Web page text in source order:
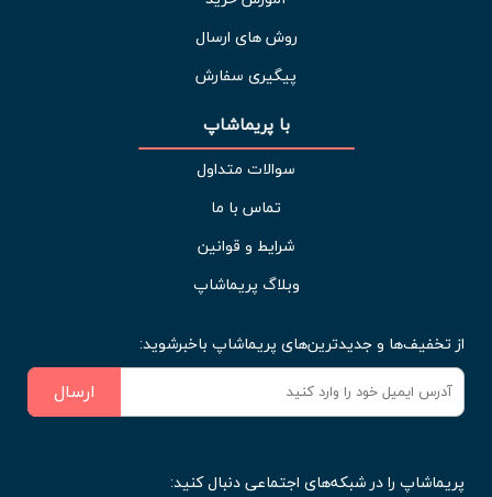
روش های ارسال
پیگیری سفارش
با پریماشاپ
سوالات متداول
تماس با ما
شرایط و قوانین
وبلاگ پریماشاپ
از تخفیف‌ها و جدیدترین‌های پریماشاپ باخبرشوید:
ارسال
پریماشاپ را در شبکه‌های اجتماعی دنبال کنید: